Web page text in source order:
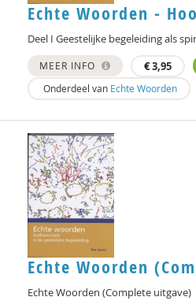
Jan Pols
Rosalie Pronk
Adelheid Rigo
Peter Rombouts
Petra Schaftenaar
Gert Schout
Jaap Schuurmans
Tracy Sidesinger
Willeke Stadtman
Echte Woorden -
Deel I Geestelijke begeleiding als
MEER INFO €3,95
Onderdeel van Echte Woorden
Echte Woorden
Echte Woorden (Complete uitgave)